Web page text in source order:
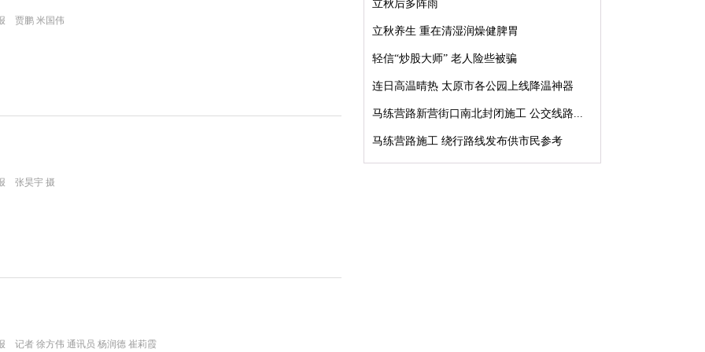
贾鹏 米国伟
张昊宇 摄
者 徐方伟 通讯员 杨润德 崔莉霞
立秋后多阵雨
立秋养生 重在清湿润燥健脾胃
轻信“炒股大师” 老人险些被骗
连日高温晴热 太原市各公园上线降温神器
马练营路新营街口南北封闭施工 公交线路...
马练营路施工 绕行路线发布供市民参考